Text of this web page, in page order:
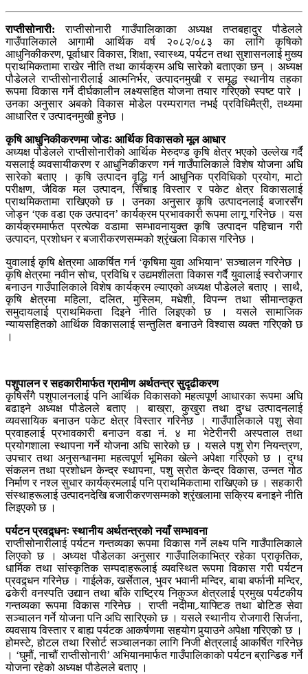
राप्तीसोनारी:राप्तीसोनारी गाउँपालिकाका अध्यक्ष तप्तबहादुर पौडेलले
गाउँपालिकाले आगामी आर्थिक वर्ष २०८२/०८३ का लागि कृषिको
आधुनिकीकरण, पूर्वाधार विकास, शिक्षा, स्वास्थ्य, पर्यटन तथा सुशासनलाई मुख्य
प्राथमिकतामा राखेर नीति तथा कार्यक्रम अघि सारेको बताएका छन् । अध्यक्ष
पौडेलले राप्तीसोनारीलाई आत्मनिर्भर, उत्पादनमुखी र समृद्ध स्थानीय तहका
रूपमा विकास गर्ने दीर्घकालीन लक्ष्यसहित योजना तयार गरिएको स्पष्ट पारे ।
उनका अनुसार अबको विकास मोडेल परम्परागत नभई प्रविधिमैत्री, तथ्यमा
आधारित र उत्पादनमुखी हुनेछ ।
कृषि आधुनिकीकरणमा जोडः आर्थिक विकासको मूल आधार
अध्यक्ष पौडेलले राप्तीसोनारीको आर्थिक मेरुदण्ड कृषि क्षेत्र भएको उल्लेख गर्दै
यसलाई व्यवसायीकरण र आधुनिकीकरण गर्न गाउँपालिकाले विशेष योजना अघि
सारेको बताए । कृषि उत्पादन वृद्धि गर्न आधुनिक प्रविधिको प्रयोग, माटो
परीक्षण, जैविक मल उत्पादन, सिँचाइ विस्तार र पकेट क्षेत्र विकासलाई
प्राथमिकतामा राखिएको छ । उनका अनुसार कृषि उत्पादनलाई बजारसँग
जोड्न ‘एक वडा एक उत्पादन’ कार्यक्रम प्रभावकारी रूपमा लागू गरिनेछ । यस
कार्यक्रममार्फत प्रत्येक वडामा सम्भावनायुक्त कृषि उत्पादन पहिचान गरी
उत्पादन, प्रशोधन र बजारीकरणसम्मको श्रृंखला विकास गरिनेछ ।
युवालाई कृषि क्षेत्रमा आकर्षित गर्न ‘कृषिमा युवा अभियान’ सञ्चालन गरिनेछ ।
कृषि क्षेत्रमा नवीन सोच, प्रविधि र उद्यमशीलता विकास गर्दै युवालाई स्वरोजगार
बनाउन गाउँपालिकाले विशेष कार्यक्रम ल्याएको अध्यक्ष पौडेलले बताए । साथै,
कृषि क्षेत्रमा महिला, दलित, मुस्लिम, मधेशी, विपन्न तथा सीमान्तकृत
समुदायलाई प्राथमिकता दिइने नीति लिइएको छ । यसले सामाजिक
न्यायसहितको आर्थिक विकासलाई सन्तुलित बनाउने विश्वास व्यक्त गरिएको छ
।
पशुपालन र सहकारीमार्फत ग्रामीण अर्थतन्त्र सुदृढीकरण
कृषिसँगै पशुपालनलाई पनि आर्थिक विकासको महत्वपूर्ण आधारका रूपमा अघि
बढाइने अध्यक्ष पौडेलले बताए । बाख्रा, कुखुरा तथा दुग्ध उत्पादनलाई
व्यवसायिक बनाउन पकेट क्षेत्र विस्तार गरिनेछ । गाउँपालिकाले पशु सेवा
प्रवाहलाई प्रभावकारी बनाउन वडा नं. ४ मा भेटेरीनरी अस्पताल तथा
प्रयोगशाला स्थापना गर्ने योजना अघि सारेको छ । यसले पशु रोग नियन्त्रण,
उपचार तथा अनुसन्धानमा महत्वपूर्ण भूमिका खेल्ने अपेक्षा गरिएको छ । दुग्ध
संकलन तथा प्रशोधन केन्द्र स्थापना, पशु स्रोत केन्द्र विकास, उन्नत गोठ
निर्माण र नश्ल सुधार कार्यक्रमलाई पनि प्राथमिकतामा राखिएको छ । सहकारी
संस्थाहरूलाई उत्पादनदेखि बजारीकरणसम्मको श्रृंखलामा सक्रिय बनाइने नीति
लिइएको छ ।
पर्यटन प्रवद्र्धनः स्थानीय अर्थतन्त्रको नयाँ सम्भावना
राप्तीसोनारीलाई पर्यटन गन्तव्यका रूपमा विकास गर्ने लक्ष्य पनि गाउँपालिकाले
लिएको छ । अध्यक्ष पौडेलका अनुसार गाउँपालिकाभित्र रहेका प्राकृतिक,
धार्मिक तथा सांस्कृतिक सम्पदाहरूलाई व्यवस्थित रूपमा विकास गरी पर्यटन
प्रवद्र्धन गरिनेछ । गाईलेक, खर्सेताल, भुवर भवानी मन्दिर, बाबा बर्फानी मन्दिर,
ढकेरी वनस्पति उद्यान तथा बाँके राष्ट्रिय निकुञ्ज क्षेत्रलाई प्रमुख पर्यटकीय
गन्तव्यका रूपमा विकास गरिनेछ । राप्ती नदीमा र्‍याफ्टिङ तथा बोटिङ सेवा
सञ्चालन गर्ने योजना पनि अघि सारिएको छ । यसले स्थानीय रोजगारी सिर्जना,
व्यवसाय विस्तार र बाह्य पर्यटक आकर्षणमा सहयोग पुर्‍याउने अपेक्षा गरिएको छ ।
होमस्टे, होटल तथा रिसोर्ट सञ्चालनका लागि निजी क्षेत्रलाई आकर्षित गरिनेछ
। ‘घुमौं, नाचौं राप्तीसोनारी’ अभियानमार्फत गाउँपालिकाको पर्यटन ब्रान्डिङ गर्ने
योजना रहेको अध्यक्ष पौडेलले बताए ।